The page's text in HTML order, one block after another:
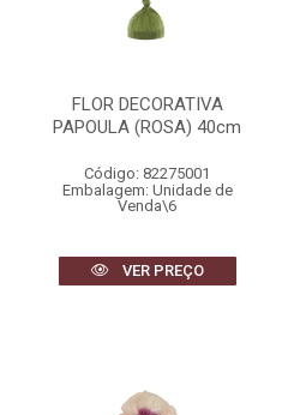
FLOR DECORATIVA
PAPOULA (ROSA) 40cm
Código: 82275001
Embalagem: Unidade de
Venda\6
VER PREÇO